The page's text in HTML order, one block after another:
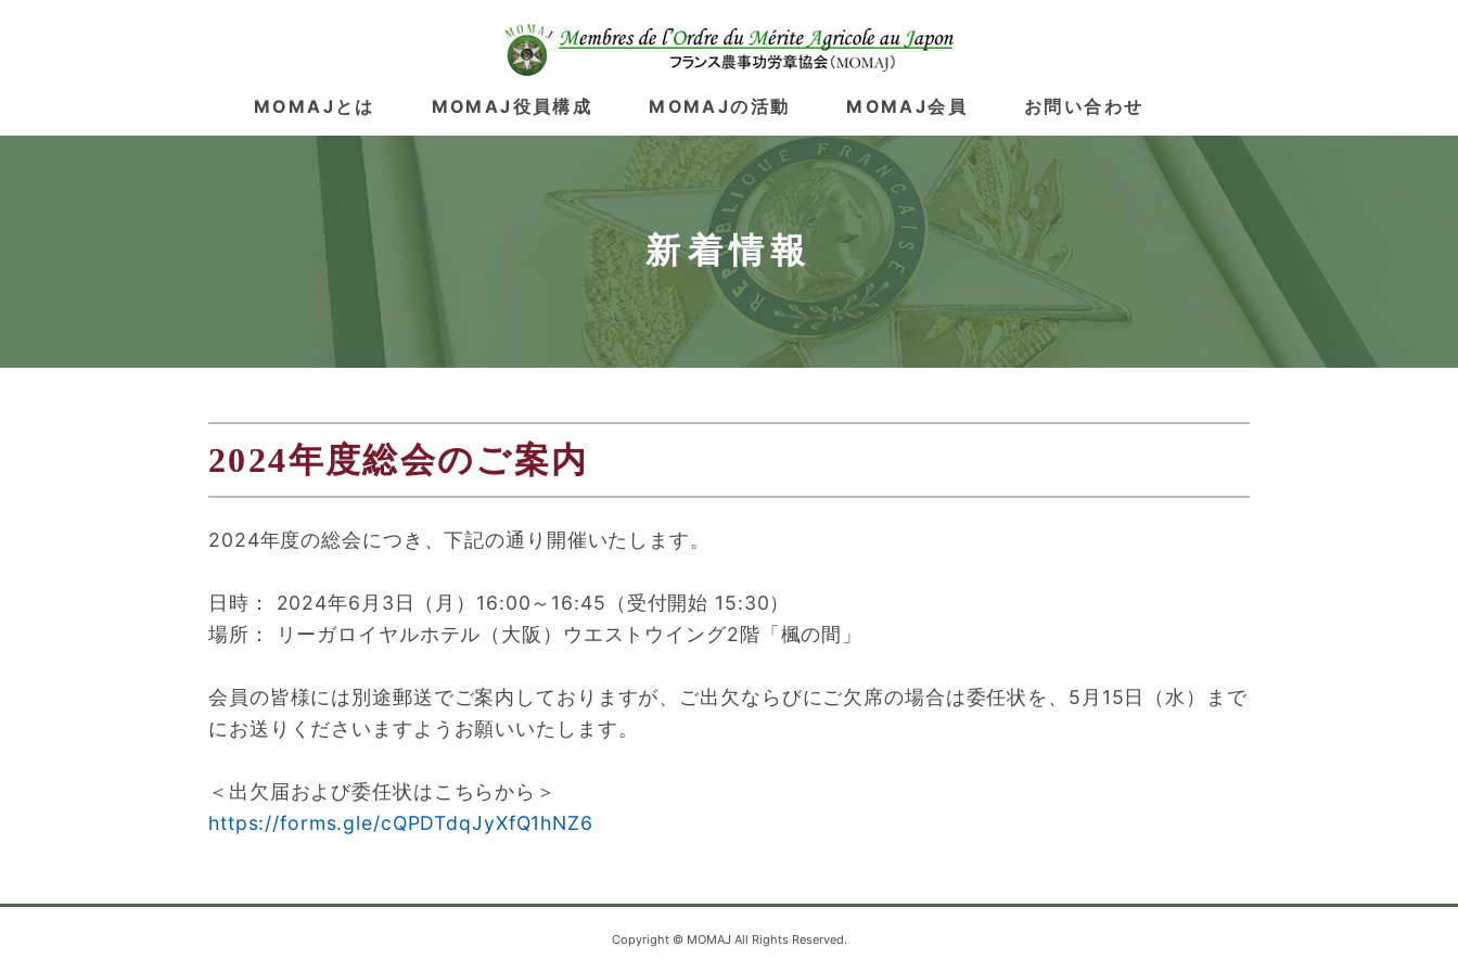
MOMAJとは MOMAJ役員構成 MOMAJの活動 MOMAJ会員 お問い合わせ
新着情報
2024年度総会のご案内
2024年度の総会につき、下記の通り開催いたします。
日時： 2024年6月3日（月）16:00～16:45（受付開始 15:30）
場所： リーガロイヤルホテル（大阪）ウエストウイング2階「楓の間」
会員の皆様には別途郵送でご案内しておりますが、ご出欠ならびにご欠席の場合は委任状を、5月15日（水）まで
にお送りくださいますようお願いいたします。
＜出欠届および委任状はこちらから＞
https://forms.gle/cQPDTdqJyXfQ1hNZ6
Copyright © MOMAJ All Rights Reserved.